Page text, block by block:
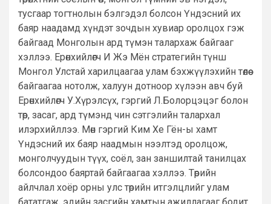
тусгаар тогтнолын бэлгэдэл болсон Үндэсний их
баяр наадамд хүндэт зочдын хувиар оролцох гэж
байгаад Монголын ард түмэн талархаж байгааг
хэллээ. Ерөнхийлөгч И Жэ Мён стратегийн түнш
Монгол Улстай харилцаагаа улам бэхжүүлэхийн төлөө
байгаагаа нотолж, халуун дотноор хүлээн авч буй
Ерөнхийлөгч У.Хүрэлсүх, гэргий Л.Болорцэцэг болон
төр, засаг, ард түмэнд чин сэтгэлийн талархал
илэрхийллээ. Мөн гэргий Ким Хе Гён-ы хамт
Үндэсний их баяр наадмын нээлтэд оролцож,
монголчуудын түүх, соёл, зан заншилтай танилцах
болсондоо баяртай байгаагаа хэллээ. Төрийн
айлчлал хоёр орны улс төрийн итгэлцлийг улам